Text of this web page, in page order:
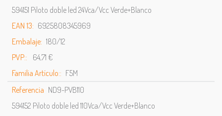
594151 Piloto doble led 24Vca/Vcc Verde+Blanco
EAN 13: 6925808345969
Embalaje: 180/12
PVP::
64,71 €
Familia Artículo:: F5M
Referencia ND9-PVB110
594152 Piloto doble led 110Vca/Vcc Verde+Blanco